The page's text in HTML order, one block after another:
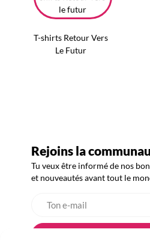
T-shirts Retour Vers
Le Futur
Rejoins la
Tu veux être informé de nos
et nouveautés avant tout le